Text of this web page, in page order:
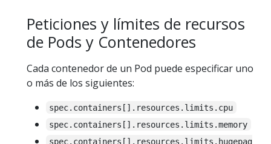
Peticiones y límites de recursos
de Pods y Contenedores
Cada contenedor de un Pod puede especificar uno
o más de los siguientes:
spec.containers[].resources.limits.cpu
spec.containers[].resources.limits.memory
spec.containers[].resources.limits.hugepag